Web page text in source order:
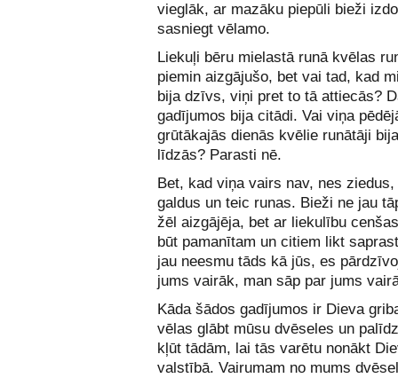
vieglāk, ar mazāku piepūli bieži
sasniegt vēlamo.
Liekuļi bēru mielastā runā kvēlas
piemin aizgājušo, bet vai tad, kad
bija dzīvs, viņi pret to tā attiecās?
gadījumos bija citādi. Vai viņa
grūtākajās dienās kvēlie runātāji
līdzās? Parasti nē.
Bet, kad viņa vairs nav, nes
galdus un teic runas. Bieži ne jau
žēl aizgājēja, bet ar liekulību
būt pamanītam un citiem likt
jau neesmu tāds kā jūs, es
jums vairāk, man sāp par jums
Kāda šādos gadījumos ir Dieva
vēlas glābt mūsu dvēseles un
kļūt tādām, lai tās varētu nonākt
valstībā. Vairumam no mums